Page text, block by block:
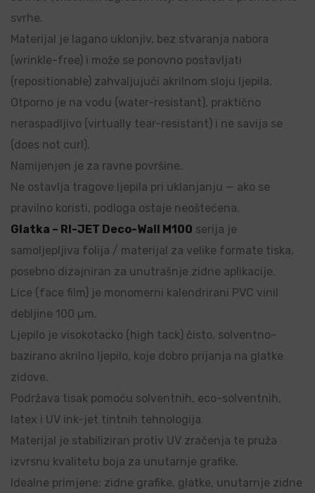
svrhe.
Materijal je lagano uklonjiv, bez stvaranja nabora
(wrinkle-free) i može se ponovno postavljati
(repositionable) zahvaljujući akrilnom sloju ljepila.
Otporno je na vodu (water-resistant), praktično
neraspadljivo (virtually tear-resistant) i ne savija se
(does not curl).
Namijenjen je za ravne površine.
Ne ostavlja tragove ljepila pri uklanjanju — ako se
pravilno koristi, podloga ostaje neoštećena.
Glatka – RI-JET Deco-Wall M100 serija je
samoljepljiva folija / materijal za velike formate tiska,
posebno dizajniran za unutrašnje zidne aplikacije.
Lice (face film) je monomerni kalendrirani PVC vinil
debljine 100 µm.
Ljepilo je visokotacko (high tack) čisto, solventno-
bazirano akrilno ljepilo, koje dobro prijanja na glatke
zidove.
Podržava tisak pomoću solventnih, eco-solventnih,
latex i UV ink-jet tintnih tehnologija.
Materijal je stabiliziran protiv UV zračenja te pruža
izvrsnu kvalitetu boja za unutarnje grafike.
Idealne primjene: zidne grafike, glatke, unutarnje zidne